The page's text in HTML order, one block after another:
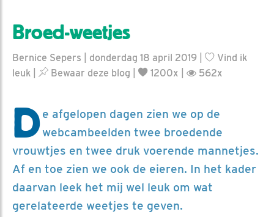
Broed-weetjes
Bernice Sepers | donderdag 18 april 2019 |
Vind ik
leuk
Bewaar deze blog 1200x | 562x
De afgelopen dagen zien we op de
webcambeelden twee broedende
vrouwtjes en twee druk voerende mannetjes.
Af en toe zien we ook de eieren. In het kader
daarvan leek het mij wel leuk om wat
gerelateerde weetjes te geven.